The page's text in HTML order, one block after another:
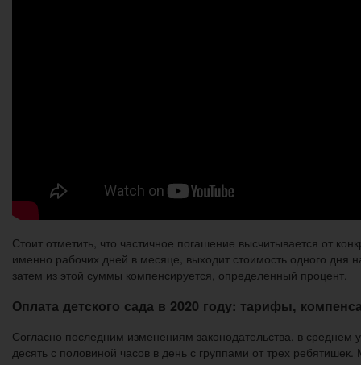
Стоит отметить, что частичное погашение высчитывается от
именно рабочих дней в месяце, выходит стоимость одного
затем из этой суммы компенсируется, определенный процент.
Оплата детского сада в 2020 году: тарифы,
Согласно последним изменениям законодательства, в среднем
десять с половиной часов в день с группами от трех